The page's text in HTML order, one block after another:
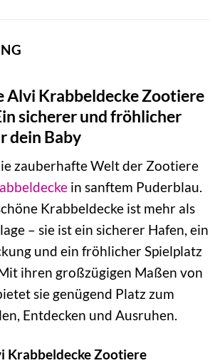
Alvi Krabbeldecke Zootiere
sicherer und fröhlicher
dein Baby
zauberhafte Welt der Zootiere
in sanftem Puderblau.
Krabbeldecke ist mehr als
– sie ist ein sicherer Hafen, ein
und ein fröhlicher Spielplatz
ihren großzügigen Maßen von
sie genügend Platz zum
Entdecken und Ausruhen.
Krabbeldecke Zootiere